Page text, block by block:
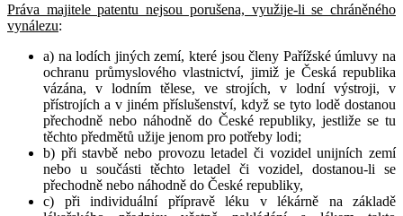
Práva majitele patentu nejsou porušena, využije-li se chráněného
vynálezu:
a) na lodích jiných zemí, které jsou členy Pařížské úmluvy na
ochranu průmyslového vlastnictví, jimiž je Česká republika
vázána, v lodním tělese, ve strojích, v lodní výstroji, v
přístrojích a v jiném příslušenství, když se tyto lodě dostanou
přechodně nebo náhodně do České republiky, jestliže se tu
těchto předmětů užije jenom pro potřeby lodi;
b) při stavbě nebo provozu letadel či vozidel unijních zemí
nebo u součásti těchto letadel či vozidel, dostanou-li se
přechodně nebo náhodně do České republiky,
c) při individuální přípravě léku v lékárně na základě